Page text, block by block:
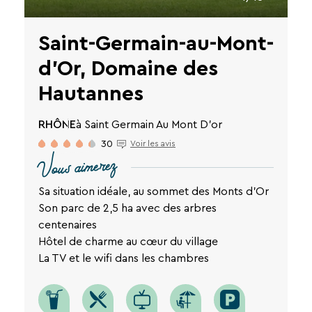
Saint-Germain-au-Mont-
d'Or, Domaine des
Hautannes
RHÔNEà Saint Germain Au Mont D'or
30 Voir les avis
Vous aimerez
Sa situation idéale, au sommet des Monts d'Or
Son parc de 2,5 ha avec des arbres
centenaires
Hôtel de charme au cœur du village
La TV et le wifi dans les chambres
site
web.